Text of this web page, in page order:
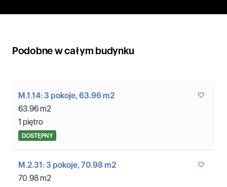
Podobne w całym budynku
M.1.14: 3 pokoje, 63.96 m2
63.96 m2
1 piętro
DOSTĘPNY
M.2.31: 3 pokoje, 70.98 m2
70.98 m2